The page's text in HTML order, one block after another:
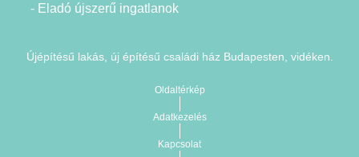
- Eladó újszerű ingatlanok
Újépítésű lakás, új építésű családi ház Budapesten, vidéken.
Oldaltérkép
Adatkezelés
Kapcsolat